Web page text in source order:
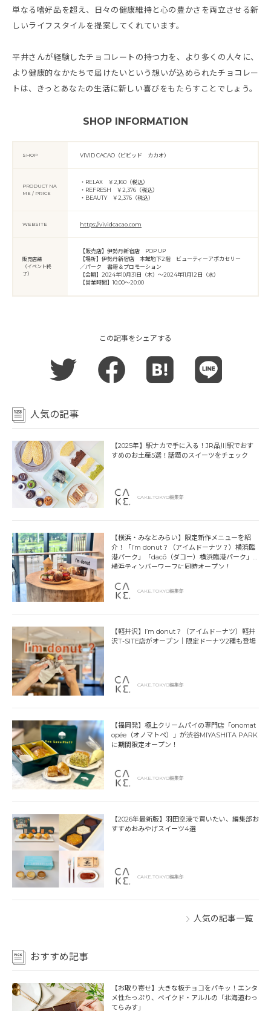
単なる嗜好品を超え、日々の健康維持と心の豊かさを両立させる新
しいライフスタイルを提案してくれています。
平井さんが経験したチョコレートの持つ力を、より多くの人々に、
より健康的なかたちで届けたいという想いが込められたチョコレー
トは、きっとあなたの生活に新しい喜びをもたらすことでしょう。
SHOP INFORMATION
SHOP VIVID CACAO（ビビッド カカオ）
PRODUCT NA
ME / PRICE
・RELAX ￥2,160（税込）
・REFRESH ￥2,376（税込）
・BEAUTY ￥2,376（税込）
WEBSITE https://vividcacao.com
販売店舗
（イベント終
了）
【販売店】伊勢丹新宿店 POP UP
【場所】伊勢丹新宿店 本館地下2階 ビューティーアポカセリー
／パーク 書籍＆プロモーション
【会期】2024年10月31日（木）～2024年11月12日（水）
【営業時間】10:00～20:00
この記事をシェアする
人気の記事
【2025年】駅ナカで手に入る！JR品川駅でおす
すめのお土産5選！話題のスイーツをチェック
CAKE.TOKYO編集部
【横浜・みなとみらい】限定新作メニューを紹
介！「I’m donut？（アイムドーナツ？）横浜臨
港パーク」「dacō（ダコー）横浜臨港パーク」
横浜ティンバーワーフに同時オープン！
CAKE.TOKYO編集部
【軽井沢】I’m donut？（アイムドーナツ）軽井
沢T-SITE店がオープン｜限定ドーナツ2種も登場
CAKE.TOKYO編集部
【福岡発】極上クリームパイの専門店「onomat
opée（オノマトペ）」が渋谷MIYASHITA PARK
に期間限定オープン！
CAKE.TOKYO編集部
【2026年最新版】羽田空港で買いたい、編集部お
すすめおみやげスイーツ4選
CAKE.TOKYO編集部
人気の記事一覧
おすすめ記事
【お取り寄せ】大きな板チョコをパキッ！エンタ
メ性たっぷり、ベイクド・アルルの「北海道わっ
てらみす」